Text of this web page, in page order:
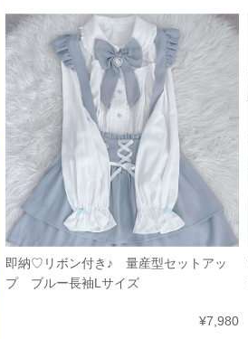
即納♡リボン付き♪ 量産型セットアッ
プ ブルー長袖Lサイズ
¥7,980